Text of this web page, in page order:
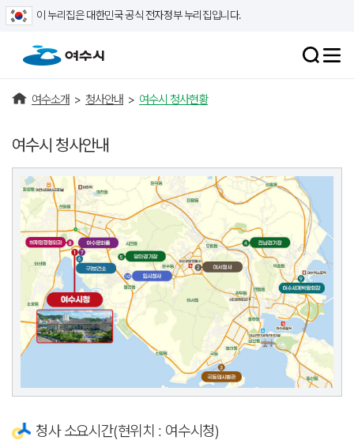
이 누리집은 대한민국 공식 전자정부 누리집입니다.
여수소개 > 청사안내 > 여수시 청사현황
여수시 청사안내
청사 소요시간(현위치 : 여수시청)